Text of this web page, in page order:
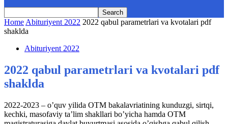
Home Abituriyent 2022 2022 qabul parametrlari va kvotalari pdf
shaklda
Abituriyent 2022
2022 qabul parametrlari va kvotalari pdf
shaklda
2022-2023 – oʼquv yilida OTM bakalavriatining kunduzgi, sirtqi,
kechki, masofaviy taʼlim shakllari boʼyicha hamda OTM